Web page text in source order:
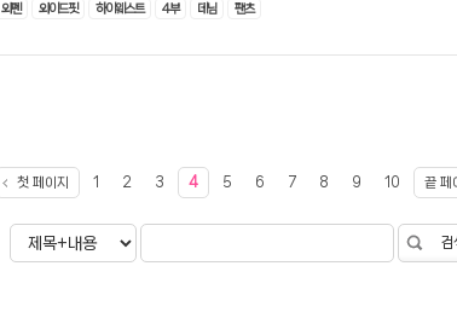
와펜 와이드핏 하이웨스트 4부 데님 팬츠
첫 페이지 1 2 3 4 5 6 7 8 9 10 끝 페
검